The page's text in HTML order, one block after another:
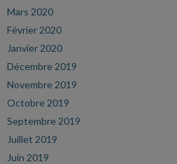
Mars 2020
Février 2020
Janvier 2020
Décembre 2019
Novembre 2019
Octobre 2019
Septembre 2019
Juillet 2019
Juin 2019